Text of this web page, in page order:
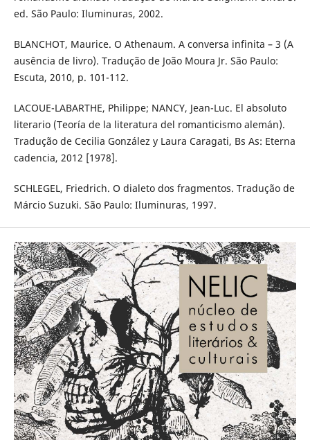
ed. São Paulo: Iluminuras, 2002.
BLANCHOT, Maurice. O Athenaum. A conversa infinita – 3 (A
ausência de livro). Tradução de João Moura Jr. São Paulo:
Escuta, 2010, p. 101-112.
LACOUE-LABARTHE, Philippe; NANCY, Jean-Luc. El absoluto
literario (Teoría de la literatura del romanticismo alemán).
Tradução de Cecilia González y Laura Caragati, Bs As: Eterna
cadencia, 2012 [1978].
SCHLEGEL, Friedrich. O dialeto dos fragmentos. Tradução de
Márcio Suzuki. São Paulo: Iluminuras, 1997.